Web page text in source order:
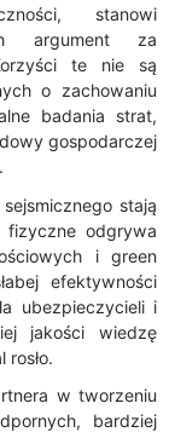
stanowi
argument za
te nie są
o zachowaniu
badania strat,
gospodarczej
stają
odgrywa
i green
efektywności
ubezpieczycieli i
jakości wiedzę
w tworzeniu
bardziej